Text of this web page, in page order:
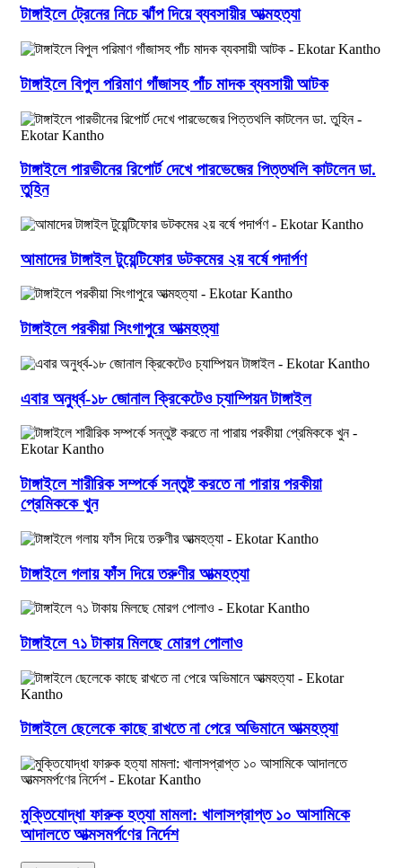
টাঙ্গাইলে ট্রেনের নিচে ঝাঁপ দিয়ে ব্যবসায়ীর আত্মহত্যা
টাঙ্গাইলে বিপুল পরিমাণ গাঁজাসহ পাঁচ মাদক ব্যবসায়ী আটক
টাঙ্গাইলে পারভীনের রিপোর্ট দেখে পারভেজের পিত্তথলি কাটলেন ডা.
তুহিন
আমাদের টাঙ্গাইল টুয়েন্টিফোর ডটকমের ২য় বর্ষে পদার্পণ
টাঙ্গাইলে পরকীয়া সিংগাপুরে আত্মহত্যা
এবার অনুর্ধ্ব-১৮ জোনাল ক্রিকেটেও চ্যাম্পিয়ন টাঙ্গাইল
টাঙ্গাইলে শারীরিক সম্পর্কে সন্তুষ্ট করতে না পারায় পরকীয়া
প্রেমিককে খুন
টাঙ্গাইলে গলায় ফাঁস দিয়ে তরুণীর আত্মহত্যা
টাঙ্গাইলে ৭১ টাকায় মিলছে মোরগ পোলাও
টাঙ্গাইলে ছেলেকে কাছে রাখতে না পেরে অভিমানে আত্মহত্যা
মুক্তিযোদ্ধা ফারুক হত্যা মামলা: খালাসপ্রাপ্ত ১০ আসামিকে
আদালতে আত্মসমর্পণের নির্দেশ